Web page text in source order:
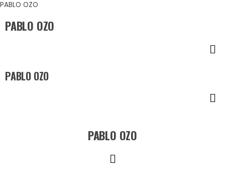
Ir
contenido
PABLO OZO
PABLO OZO
PABLO OZO
PABLO OZO
Menú